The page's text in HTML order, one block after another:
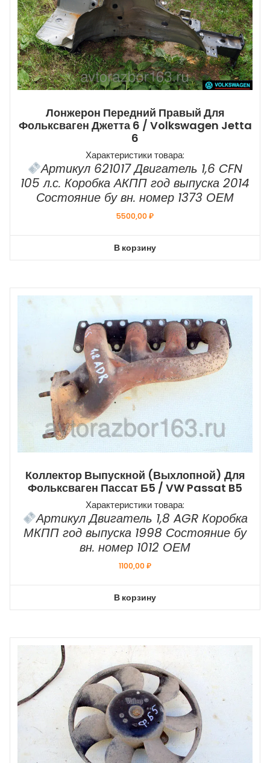
Лонжерон Передний Правый Для
Фольксваген Джетта 6 / Volkswagen Jetta
6
Характеристики товара:
Артикул 621017 Двигатель 1,6 CFN
105 л.с. Коробка АКПП год выпуска 2014
Состояние бу вн. номер 1373 ОЕМ
5500,00₽
В корзину
Коллектор Выпускной (выхлопной) Для
Фольксваген Пассат Б5 / VW Passat B5
Характеристики товара:
Артикул Двигатель 1,8 AGR Коробка
МКПП год выпуска 1998 Состояние бу
вн. номер 1012 ОЕМ
1100,00₽
В корзину